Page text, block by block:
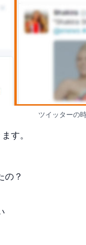
ツイッターの
す。
の？